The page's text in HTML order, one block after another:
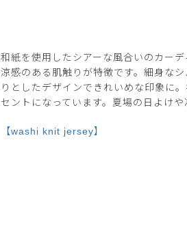
和紙を使用したシアーな風合いのカー
涼感のある肌触りが特徴です。細身な
りとしたデザインできれいめな印象に
セントになっています。夏場の日よけや
【washi knit jersey】